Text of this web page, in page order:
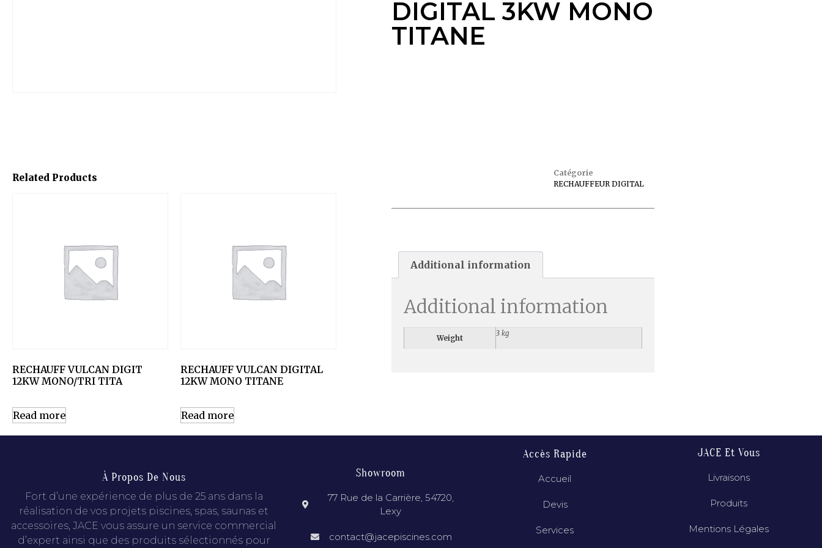
DIGITAL 3KW MONO
TITANE
Related Products
RECHAUFF VULCAN DIGIT
12KW MONO/TRI TITA
Read more
RECHAUFF VULCAN DIGITAL
12KW MONO TITANE
Read more
Catégorie
RECHAUFFEUR DIGITAL
Additional information
Additional information
Weight
3 kg
À Propos De Nous
Fort d’une expérience de plus de 25 ans dans la
réalisation de vos projets piscines, spas, saunas et
accessoires, JACE vous assure un service commercial
d’expert ainsi que des produits sélectionnés pour
Showroom
77 Rue de la Carrière, 54720,
Lexy
contact@jacepiscines.com
Accès Rapide
Accueil
Devis
Services
JACE Et Vous
Livraisons
Produits
Mentions Légales